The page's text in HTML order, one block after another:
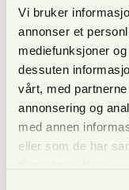
Vi bruker
annonser et
mediefunksjoner
dessuten
vårt, med
annonsering og
med annen
eller som de har
Gerhard
skogfag ved
Eikenæs leverer
høsten. Nå ser
være ute i felt og
skogforvaltning. I